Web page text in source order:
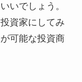
いでしょう。
資家にしてみ
可能な投資商